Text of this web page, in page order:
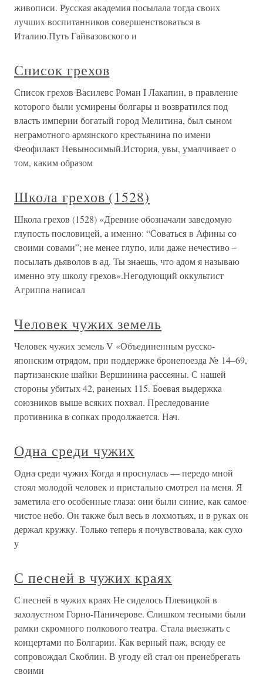
живописи. Русская академия посылала тогда своих
лучших воспитанников совершенствоваться в
Италию.Путь Гайвазовского и
Список грехов
Список грехов Василевс Роман I Лакапин, в правление
которого были усмирены болгары и возвратился под
власть империи богатый город Мелитина, был сыном
неграмотного армянского крестьянина по имени
Феофилакт Невыносимый.История, увы, умалчивает о
том, каким образом
Школа грехов (1528)
Школа грехов (1528) «Древние обозначали заведомую
глупость пословицей, а именно: “Соваться в Афины со
своими совами”; не менее глупо, или даже нечестиво –
посылать дьяволов в ад. Ты знаешь, что адом я называю
именно эту школу грехов».Негодующий оккультист
Агриппа написал
Человек чужих земель
Человек чужих земель V «Объединенным русско-
японским отрядом, при поддержке бронепоезда № 14–69,
партизанские шайки Вершинина рассеяны. С нашей
стороны убитых 42, раненых 115. Боевая выдержка
союзников выше всяких похвал. Преследование
противника в сопках продолжается. Нач.
Одна среди чужих
Одна среди чужих Когда я проснулась — передо мной
стоял молодой человек и пристально смотрел на меня. Я
заметила его особенные глаза: они были синие, как самое
чистое небо. Он также был весь в лохмотьях, и в руках он
держал кружку. Только теперь я почувствовала, как сухо
у
С песней в чужих краях
С песней в чужих краях Не сиделось Плевицкой в
захолустном Горно-Паничерове. Слишком тесными были
рамки скромного полкового театра. Стала выезжать с
концертами по Болгарии. Как верный паж, всюду ее
сопровождал Скоблин. В угоду ей стал он пренебрегать
своими